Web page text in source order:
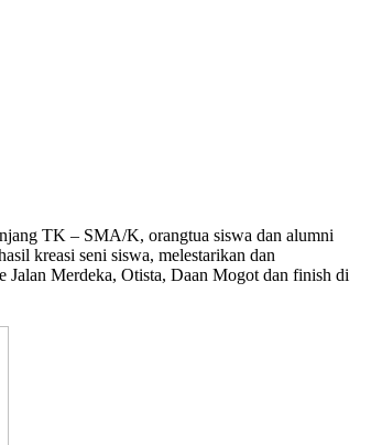
TK – SMA/K, orangtua siswa dan alumni
kreasi seni siswa, melestarikan dan
Jalan Merdeka, Otista, Daan Mogot dan finish di